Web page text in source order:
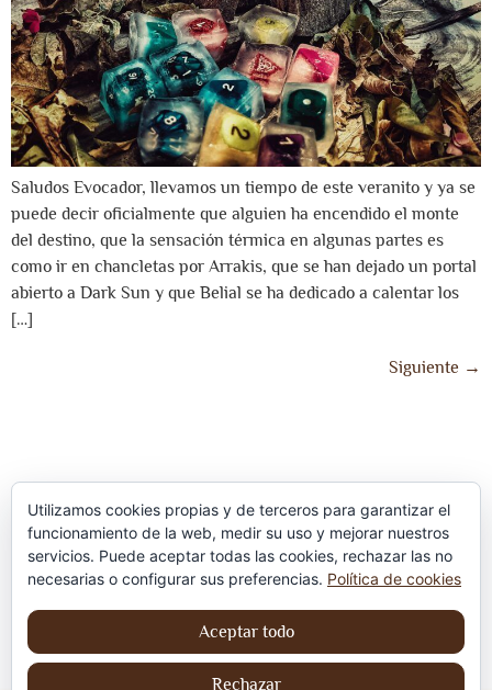
Saludos Evocador, llevamos un tiempo de este veranito y ya se
puede decir oficialmente que alguien ha encendido el monte
del destino, que la sensación térmica en algunas partes es
como ir en chancletas por Arrakis, que se han dejado un portal
abierto a Dark Sun y que Belial se ha dedicado a calentar los
[…]
Siguiente →
Política de privacidad
Aviso Legal
Política de cookies
Utilizamos cookies propias y de terceros para garantizar el
funcionamiento de la web, medir su uso y mejorar nuestros
servicios. Puede aceptar todas las cookies, rechazar las no
necesarias o configurar sus preferencias. Política de cookies
Aceptar todo
Rechazar